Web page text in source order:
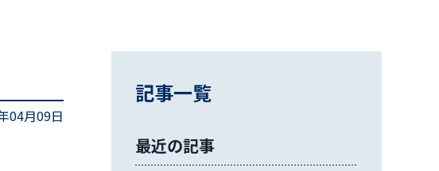
04月09日
記事一覧
最近の記事